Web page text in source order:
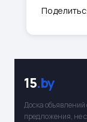
15.by
Доска
предложения, не